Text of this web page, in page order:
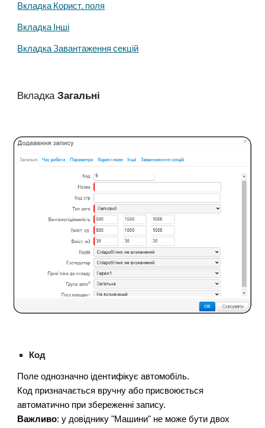
Вкладка Корист. поля
Вкладка Інші
Вкладка Завантаження секцій
ВкладкаЗагальні
Код
Поле однозначно ідентифікує автомобіль.
Код призначається вручну або присвоюється
автоматично при збереженні запису.
Важливо: у довіднику "Машини" не може бути двох